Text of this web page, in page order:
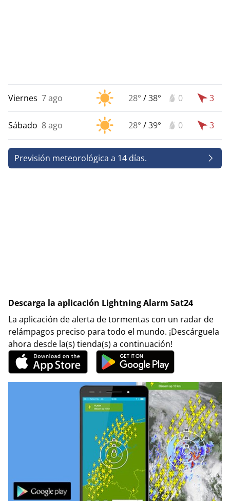
Viernes 7 ago 28° /38° 0 3
Sábado 8 ago 28° /39° 0 3
Previsión meteorológica a 14 días.
Descarga la aplicación Lightning Alarm Sat24
La aplicación de alerta de tormentas con un radar de
relámpagos preciso para todo el mundo. ¡Descárguela
ahora desde la(s) tienda(s) a continuación!